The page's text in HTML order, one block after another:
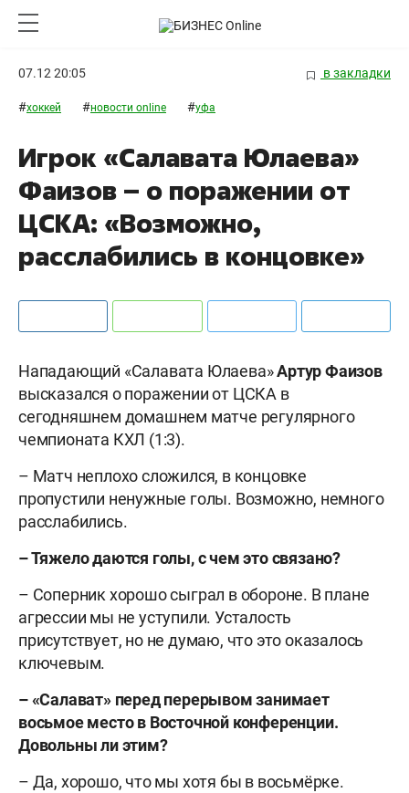
07.12 20:05 в закладки
#хоккей #новости online #уфа
Игрок «Салавата Юлаева»
Фаизов – о поражении от
ЦСКА: «Возможно,
расслабились в концовке»
Нападающий «Салавата Юлаева»Артур Фаизов
высказался о поражении от ЦСКА в
сегодняшнем домашнем матче регулярного
чемпионата КХЛ (1:3).
– Матч неплохо сложился, в концовке
пропустили ненужные голы. Возможно, немного
расслабились.
– Тяжело даются голы, с чем это связано?
– Соперник хорошо сыграл в обороне. В плане
агрессии мы не уступили. Усталость
присутствует, но не думаю, что это оказалось
ключевым.
– «Салават» перед перерывом занимает
восьмое место в Восточной конференции.
Довольны ли этим?
– Да, хорошо, что мы хотя бы в восьмёрке.